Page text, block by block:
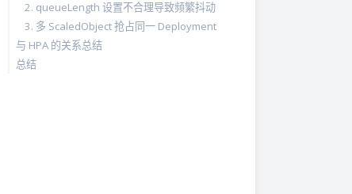
2. queueLength 设置不合理导致频繁抖动
3. 多 ScaledObject 抢占同一 Deployment
与 HPA 的关系总结
总结